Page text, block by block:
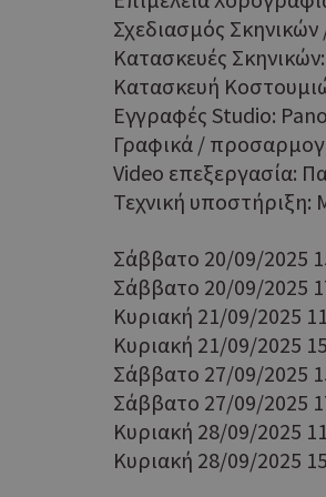
Σχεδιασμός
Κατασκευές
Κατασκευή
Εγγραφές Studio:
Γραφικά /
Video επεξεργασία:
Τεχνική υποστήριξη:
Σάββατο 20/09/2025
Σάββατο 20/09/2025
Κυριακή 21/09/2025
Κυριακή 21/09/2025
Σάββατο 27/09/2025
Σάββατο 27/09/2025
Κυριακή 28/09/2025
Κυριακή 28/09/2025